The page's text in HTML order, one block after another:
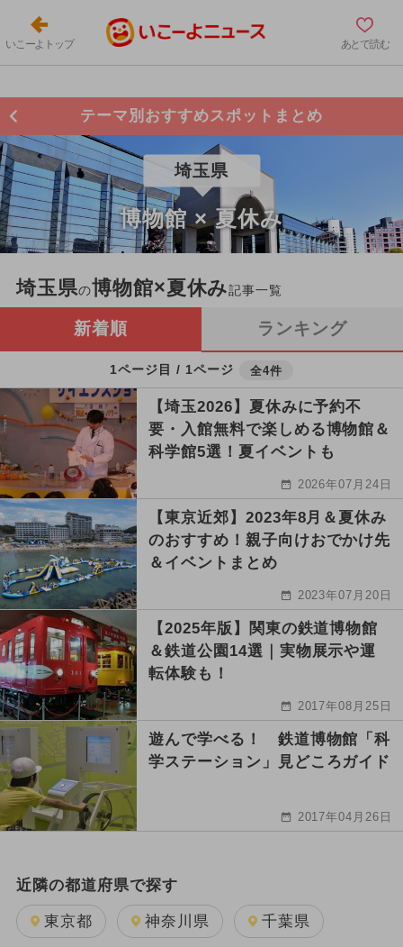
いこーよトップ あとで読む
テーマ別おすすめスポットまとめ
埼玉県
博物館 × 夏休み
埼玉県の博物館×夏休み記事一覧
新着順 ランキング
1ページ目 / 1ページ 全4件
【埼玉2026】夏休みに予約不
要・入館無料で楽しめる博物館＆
科学館5選！夏イベントも
2026年07月24日
【東京近郊】2023年8月＆夏休み
のおすすめ！親子向けおでかけ先
＆イベントまとめ
2023年07月20日
【2025年版】関東の鉄道博物館
＆鉄道公園14選｜実物展示や運
転体験も！
2017年08月25日
遊んで学べる！ 鉄道博物館「科
学ステーション」見どころガイド
2017年04月26日
近隣の都道府県で探す
東京都 神奈川県 千葉県